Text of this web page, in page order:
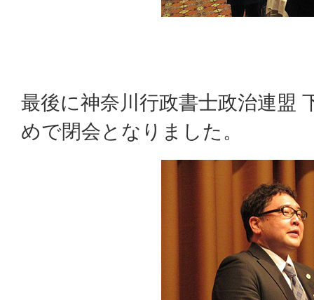
最後に神奈川行政書士政治連盟
めで閉会となりました。